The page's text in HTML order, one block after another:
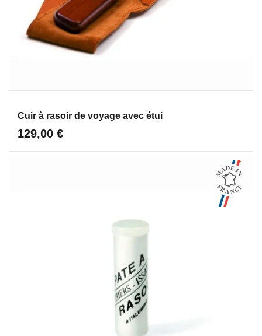
Cuir à rasoir de voyage avec étui
129,00 €